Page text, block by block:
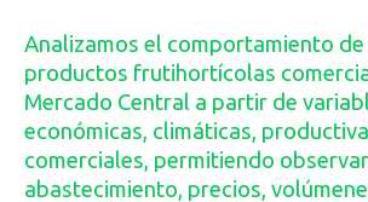
Analizamos el comportamiento
productos frutihortícolas
Mercado Central a partir de
económicas, climáticas,
comerciales, permitiendo
abastecimiento, precios,